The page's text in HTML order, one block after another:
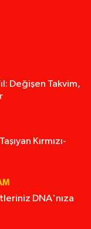
Değişen Takvim,
Kırmızı-
DNA'nıza